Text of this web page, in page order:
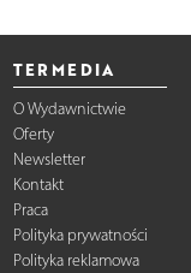
TERMEDIA
O Wydawnictwie
Oferty
Newsletter
Kontakt
Praca
Polityka prywatności
Polityka reklamowa